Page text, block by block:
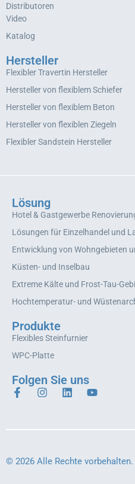
Distributoren
Video
Katalog
Hersteller
Flexibler Travertin Hersteller
Hersteller von flexiblem Schiefer
Hersteller von flexiblem Beton
Hersteller von flexiblen Ziegeln
Flexibler Sandstein Hersteller
Lösung
Hotel & Gastgewerbe
Lösungen für Einzelhandel und
Entwicklung von Wohngebieten
Küsten- und Inselbau
Extreme Kälte und Frost-Tau-
Hochtemperatur- und
Produkte
Flexibles Steinfurnier
WPC-Platte
Folgen Sie uns
© 2026 Alle Rechte vorbehalten.